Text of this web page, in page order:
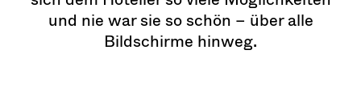
und nie war sie so schön – über alle
Bildschirme hinweg.